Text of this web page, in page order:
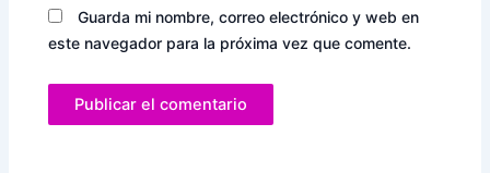
Guarda mi nombre, correo electrónico y web en
este navegador para la próxima vez que comente.